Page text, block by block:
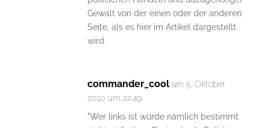
Gewalt von der einen oder der anderen
Seite, als es hier im Artikel dargestellt
wird.
commander_cool am 5. Oktober
2010 um 22:49
"Wer links ist würde nämlich bestimmt